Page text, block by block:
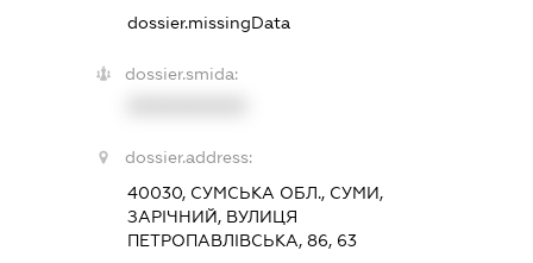
dossier.missingData
dossier.smida:
dossier.address:
40030, СУМСЬКА ОБЛ., СУМИ,
ЗАРІЧНИЙ, ВУЛИЦЯ
ПЕТРОПАВЛІВСЬКА, 86, 63